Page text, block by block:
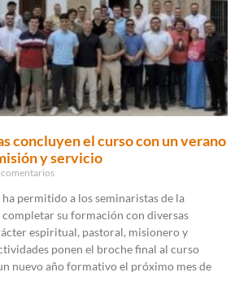
concluyen el curso con un verano
y servicio
comentarios
permitido a los seminaristas de la
completar su formación con diversas
espiritual, pastoral, misionero y
ponen el broche final al curso
nuevo año formativo el próximo mes de